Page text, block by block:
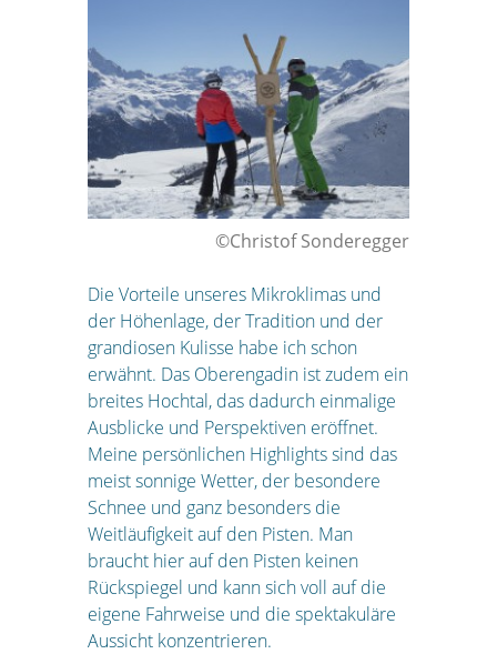
©Christof Sonderegger
Die Vorteile unseres Mikroklimas und
der Höhenlage, der Tradition und der
grandiosen Kulisse habe ich schon
erwähnt. Das Oberengadin ist zudem ein
breites Hochtal, das dadurch einmalige
Ausblicke und Perspektiven eröffnet.
Meine persönlichen Highlights sind das
meist sonnige Wetter, der besondere
Schnee und ganz besonders die
Weitläufigkeit auf den Pisten. Man
braucht hier auf den Pisten keinen
Rückspiegel und kann sich voll auf die
eigene Fahrweise und die spektakuläre
Aussicht konzentrieren.